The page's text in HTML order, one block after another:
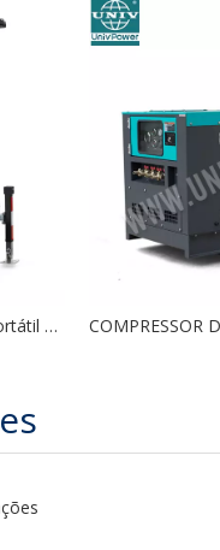
UST-300 LED Holofote Solar Portátil Telescópico Mastro Móvel Torre de Luz Solar